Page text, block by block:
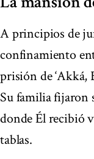
A principios de
confinamiento
prisión de ‘Akká,
Su familia fijaron
donde Él recibió
tablas.